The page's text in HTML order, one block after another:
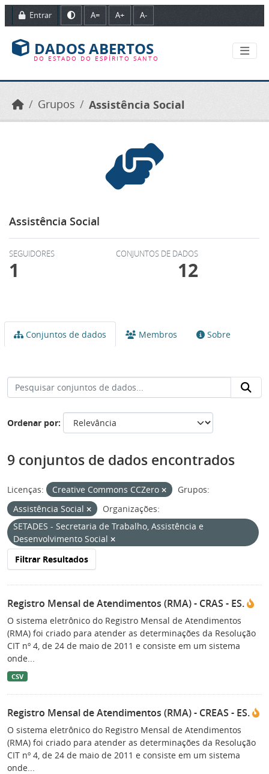
Ir para o conteúdo principal
Entrar A= A+ A-
DADOS ABERTOS
DO ESTADO DO ESPÍRITO SANTO
Grupos Assistência Social
Assistência Social
SEGUIDORES
1
CONJUNTOS DE DADOS
12
Conjuntos de dados Membros Sobre
Ordenar por
9 conjuntos de dados encontrados
Licenças: Creative Commons CCZero
Grupos:
Assistência Social
Organizações:
SETADES - Secretaria de Trabalho, Assistência e
Desenvolvimento Social
Filtrar Resultados
Registro Mensal de Atendimentos (RMA) - CRAS - ES.
O sistema eletrônico do Registro Mensal de Atendimentos
(RMA) foi criado para atender as determinações da Resolução
CIT nº 4, de 24 de maio de 2011 e consiste em um sistema
onde...
CSV
Registro Mensal de Atendimentos (RMA) - CREAS - ES.
O sistema eletrônico do Registro Mensal de Atendimentos
(RMA) foi criado para atender as determinações da Resolução
CIT nº 4, de 24 de maio de 2011 e consiste em um sistema
onde...